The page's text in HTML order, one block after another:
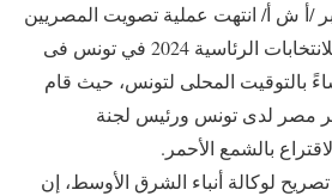
أ ش أ/ انتهت عملية تصويت المصريين
بالخارج فى اليوم الأول للانتخابات الرئاسية 2024 في تونس فى
بالتوقيت المحلى لتونس، حيث قام
مصر لدى تونس ورئيس لجنة
بالشمع الأحمر.
لوكالة أنباء الشرق الأوسط، إن